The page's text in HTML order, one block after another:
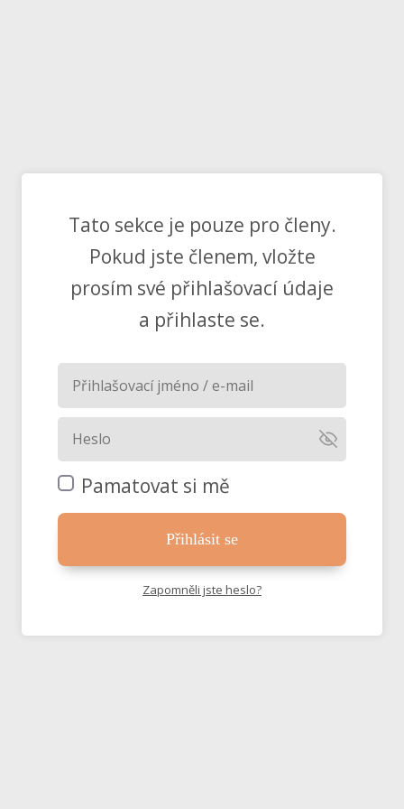
Tato sekce je pouze pro členy.
Pokud jste členem, vložte
prosím své přihlašovací údaje
a přihlaste se.
Pamatovat si mě
Přihlásit se
Zapomněli jste heslo?